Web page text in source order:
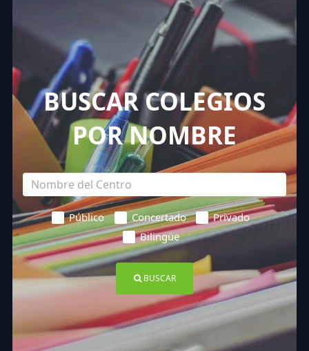
BUSCAR COLEGIOS
POR NOMBRE
Público Concertado
Privado
Bilingüe
BUSCAR